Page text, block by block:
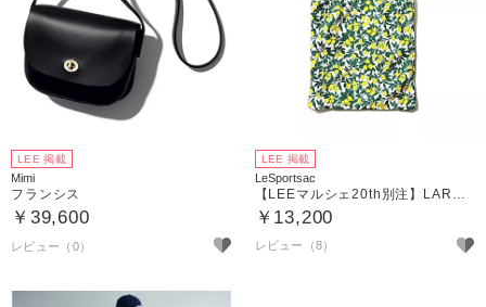
LEE 掲載
Mimi
フランシス
￥39,600
LEE 掲載
LeSportsac
【LEEマルシェ20th別注】LARGE EMERALD TOTE／レモンオーチャード
￥13,200
レビュー（8）